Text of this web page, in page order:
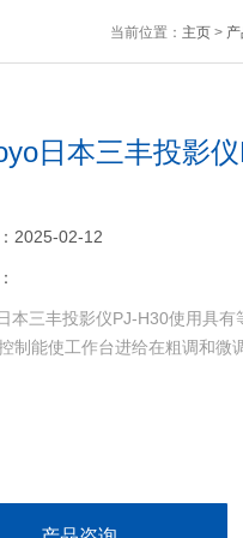
当前位置： 主页>
日本三丰投影
2025-02-12
本三丰投影仪PJ-H30使用具
制能使工作台进给在粗调和微